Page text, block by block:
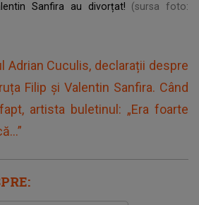
Sanfira au divorțat!
(sursa foto:
Adrian Cuculis, declarații despre
Filip și Valentin Sanfira. Când
artista buletinul: „Era foarte